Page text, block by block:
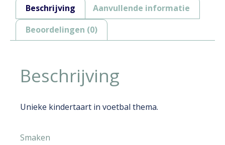
Beschrijving
Aanvullende informatie
Beoordelingen (0)
Beschrijving
Unieke kindertaart in voetbal thema.
Smaken